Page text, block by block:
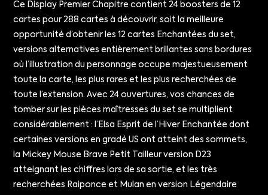
Ce Display Premier Chapitre contient 24 boosters de 12
cartes pour 288 cartes à découvrir, soit la meilleure
opportunité d’obtenir les 12 cartes Enchantées du set,
versions alternatives entièrement brillantes sans bordures
où l’illustration du personnage occupe majestueusement
toute la carte, les plus rares et les plus recherchées de
toute l’extension. Avec 24 ouvertures, vos chances de
tomber sur les pièces maîtresses du set se multiplient
considérablement : l’Elsa Esprit de l’Hiver Enchantée dont
certaines versions en gradé US ont atteint des sommets,
la Mickey Mouse Brave Petit Tailleur version D23
atteignant les chiffres lors de sa sortie, et les très
recherchées Raiponce et Mulan en version Légendaire